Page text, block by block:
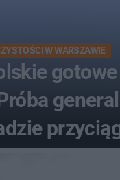
W WARSZAWIE
tłumy